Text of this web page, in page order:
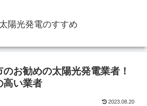
太陽光発電のすすめ
お勧めの太陽光発電業者！
高い業者
2023.08.20